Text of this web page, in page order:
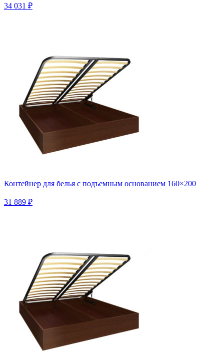
34 031 ₽
Контейнер для белья с подъемным основанием 160×200
31 889 ₽